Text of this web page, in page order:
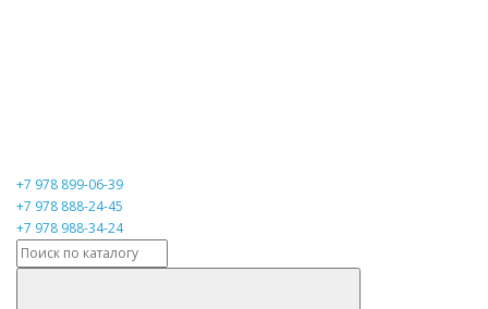
+7 978 899-06-39
+7 978 888-24-45
+7 978 988-34-24